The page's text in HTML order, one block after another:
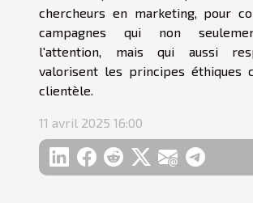
chercheurs en marketing, pour
campagnes qui non
l'attention, mais qui aussi
valorisent les principes éthiques
clientèle.
11 avril 2025 16:00